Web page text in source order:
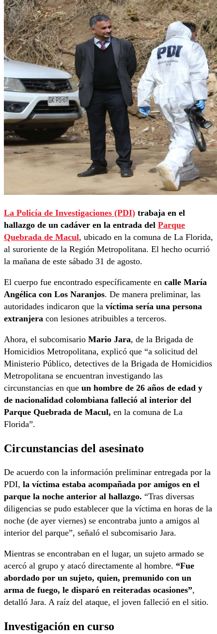
La Policía de Investigaciones (PDI) trabaja en el
hallazgo de un cadáver en la entrada del Parque
Quebrada de Macul, ubicado en la comuna de La Florida,
al suroriente de la Región Metropolitana. El hecho ocurrió
la mañana de este sábado 31 de agosto.
El cuerpo fue encontrado específicamente en calle María
Angélica con Los Naranjos. De manera preliminar, las
autoridades indicaron que la víctima sería una persona
extranjera con lesiones atribuibles a terceros.
Ahora, el subcomisario Mario Jara, de la Brigada de
Homicidios Metropolitana, explicó que “a solicitud del
Ministerio Público, detectives de la Brigada de Homicidios
Metropolitana se encuentran investigando las
circunstancias en que un hombre de 26 años de edad y
de nacionalidad colombiana falleció al interior del
Parque Quebrada de Macul, en la comuna de La
Florida”.
Circunstancias del asesinato
De acuerdo con la información preliminar entregada por la
PDI, la víctima estaba acompañada por amigos en el
parque la noche anterior al hallazgo. “Tras diversas
diligencias se pudo establecer que la víctima en horas de la
noche (de ayer viernes) se encontraba junto a amigos al
interior del parque”, señaló el subcomisario Jara.
Mientras se encontraban en el lugar, un sujeto armado se
acercó al grupo y atacó directamente al hombre. “Fue
abordado por un sujeto, quien, premunido con un
arma de fuego, le disparó en reiteradas ocasiones”,
detalló Jara. A raíz del ataque, el joven falleció en el sitio.
Investigación en curso